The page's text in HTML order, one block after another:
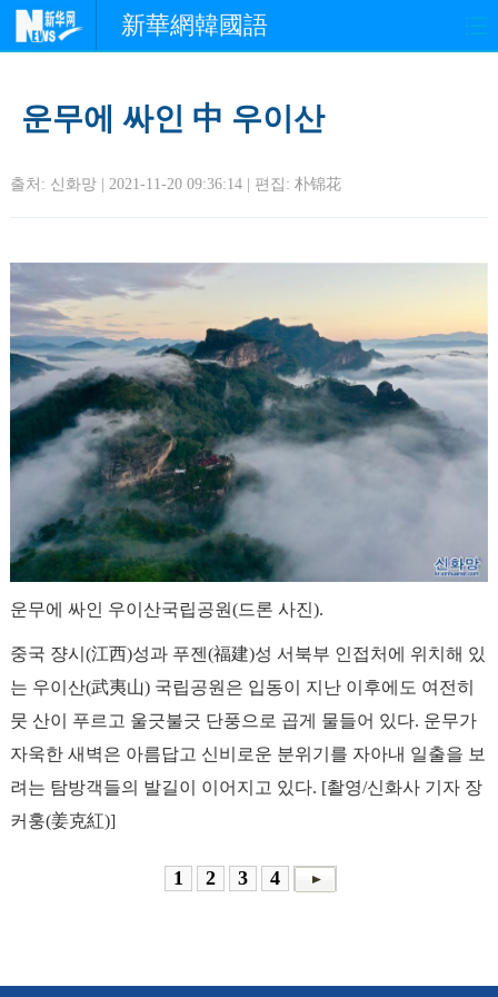
新華網韓國語
경제 사회
중한교류 핫 TV
생생 중국어
운무에 싸인 中 우이산
출처: 신화망 | 2021-11-20 09:36:14 | 편집: 朴锦花
운무에 싸인 우이산국립공원(드론 사진).
중국 쟝시(江西)성과 푸젠(福建)성 서북부 인접처에 위치해 있
는 우이산(武夷山) 국립공원은 입동이 지난 이후에도 여전히
뭇 산이 푸르고 울긋불긋 단풍으로 곱게 물들어 있다. 운무가
자욱한 새벽은 아름답고 신비로운 분위기를 자아내 일출을 보
려는 탐방객들의 발길이 이어지고 있다. [촬영/신화사 기자 장
커훙(姜克紅)]
1 2 3 4